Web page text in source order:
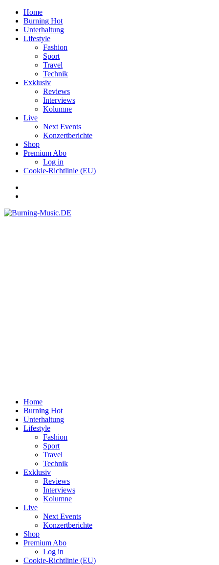
Home
Burning Hot
Unterhaltung
Lifestyle
Fashion
Sport
Travel
Technik
Exklusiv
Reviews
Interviews
Kolumne
Live
Next Events
Konzertberichte
Shop
Premium Abo
Log in
Cookie-Richtlinie (EU)
Home
Burning Hot
Unterhaltung
Lifestyle
Fashion
Sport
Travel
Technik
Exklusiv
Reviews
Interviews
Kolumne
Live
Next Events
Konzertberichte
Shop
Premium Abo
Log in
Cookie-Richtlinie (EU)